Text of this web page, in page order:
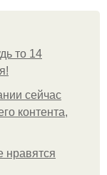
то 14
сейчас
контента,
нравятся